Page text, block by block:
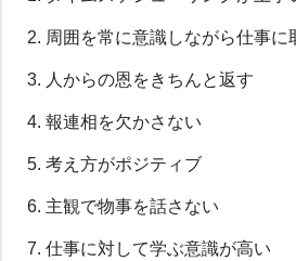
周囲を常に意識しながら仕事に
人からの恩をきちんと返す
報連相を欠かさない
考え方がポジティブ
主観で物事を話さない
仕事に対して学ぶ意識が高い